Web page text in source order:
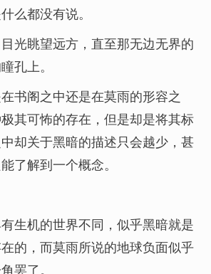
么都没有说。
光眺望远方，直至那无边无界的
孔上。
书阁之中还是在莫雨的形容之
其可怖的存在，但是却是将其标
却关于黑暗的描述只会越少，甚
了解到一个概念。
生机的世界不同，似乎黑暗就是
的，而莫雨所说的地球负面似乎
罢了。